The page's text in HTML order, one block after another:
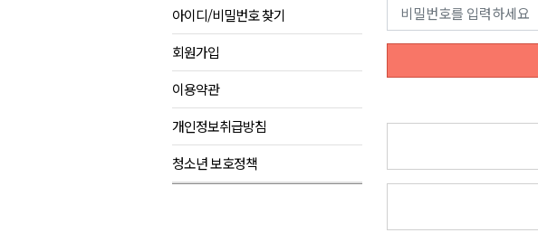
영월 '폭염중대경보' 발효..주말, 더위 한풀 꺾여
도로교통공단, 폭염에 운전면허 기능시험 축소
강릉시, '상생동행 100일 릴레이' 경제살리기 추진
삼척시, 무건리 이끼폭포 생태탐방로 전면 통제
<강원랜드> 관광객이 인구 3배..싱가포르 복합리조트
<강원랜드> 마카오 카지노 "복합리조트로 진화 중"
아이디/비밀번호 찾기
회원가입
이용약관
개인정보취급방침
청소년 보호정책